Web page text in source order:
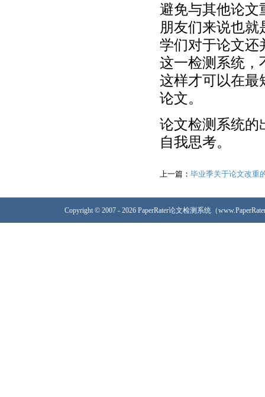
避免与其他论文
朋友们来说也
学们对于论文还
这一检测系统，
这样才可以在最
论文。
论文检测系统的
自我思考。
上一篇： 毕业季关于论文改重
Copyright © 2007 - 2026 PaperRater论文检测系统（